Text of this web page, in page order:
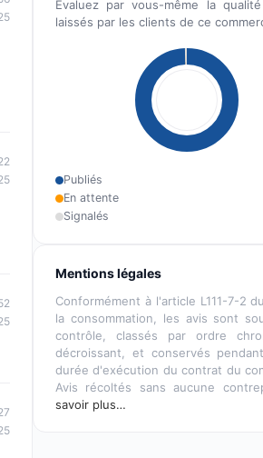
Évaluez par vous-même la
laissés par les clients de ce
Publiés
En attente
Signalés
Mentions légales
Conformément à l'article L111-7-2
la consommation, les avis sont
contrôle, classés par ordre
décroissant, et conservés
durée d'exécution du contrat du
Avis récoltés sans aucune
savoir plus…